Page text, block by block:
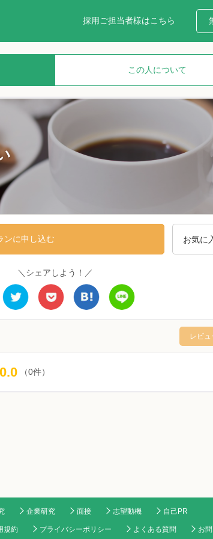
採用ご担当者様はこちら
この人について
ンに申し込む お気に
＼シェアしよう！／
レビュ
0.0 （0件）
企業研究 面接 志望動機 自己PR
規約 プライバシーポリシー よくある質問 お